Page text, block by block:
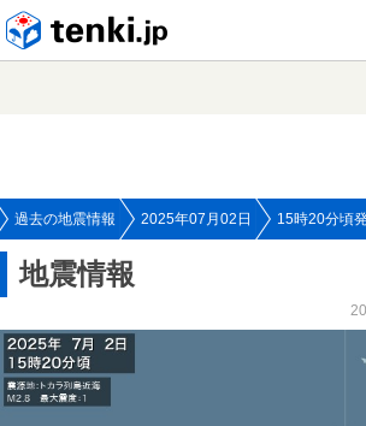
過去の地震情報 2025年07月02日 15時20分頃
地震情報